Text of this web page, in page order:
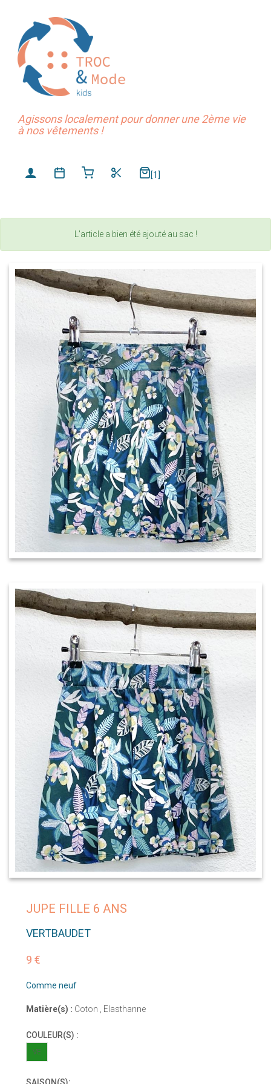
Agissons localement pour donner une 2ème vie
à nos vêtements !
[1]
L'article a bien été ajouté au sac !
JUPE FILLE 6 ANS
VERTBAUDET
9 €
Comme neuf
Matière(s) : Coton , Elasthanne
COULEUR(S) :
VE